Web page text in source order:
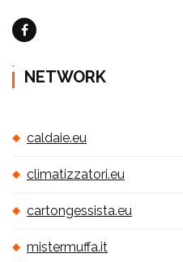
NETWORK
caldaie.eu
climatizzatori.eu
cartongessista.eu
mistermuffa.it